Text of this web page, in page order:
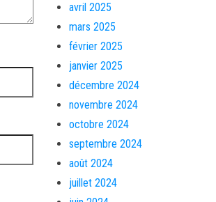
avril 2025
mars 2025
février 2025
janvier 2025
décembre 2024
novembre 2024
octobre 2024
septembre 2024
août 2024
juillet 2024